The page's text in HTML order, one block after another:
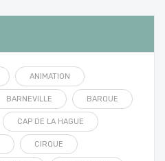
ANIMATION
BARNEVILLE BARQUE
CAP DE LA HAGUE
CIRQUE